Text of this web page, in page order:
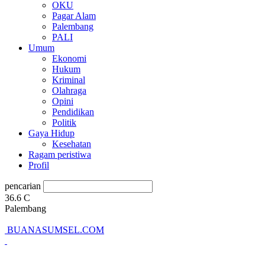
OKU
Pagar Alam
Palembang
PALI
Umum
Ekonomi
Hukum
Kriminal
Olahraga
Opini
Pendidikan
Politik
Gaya Hidup
Kesehatan
Ragam peristiwa
Profil
pencarian
36.6 C
Palembang
BUANASUMSEL.COM